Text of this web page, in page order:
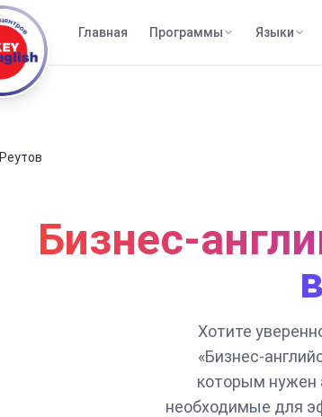
Главная Программы Языки
Реутов
Бизнес-
Хотите
«Бизнес-
которым нужен
необходимые для